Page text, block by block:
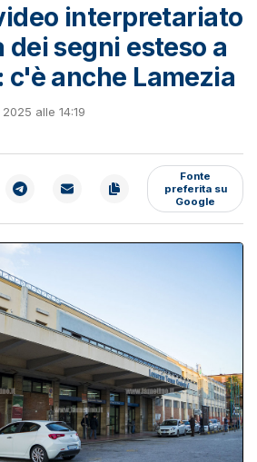
interpretariato
dei segni esteso a
c'è anche Lamezia
alle 14:19
Fonte
preferita su
Google